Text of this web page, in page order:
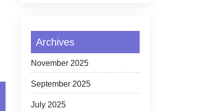
Archives
November 2025
September 2025
July 2025